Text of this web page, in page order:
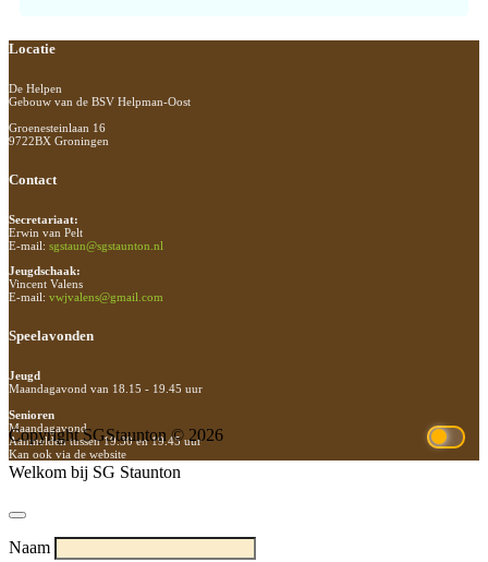
Footer
Locatie
De Helpen
Gebouw van de BSV Helpman-Oost
Groenesteinlaan 16
9722BX Groningen
Contact
Secretariaat:
Erwin van Pelt
E-mail: sgstaun@sgstaunton.nl
Jeugdschaak:
Vincent Valens
E-mail: vwjvalens@gmail.com
Speelavonden
Jeugd
Maandagavond van 18.15 - 19.45 uur
Senioren
Maandagavond
Aanmelden tussen 19.30 en 19.45 uur
Kan ook via de website
Copyright SGStaunton © 2026
Welkom bij SG Staunton
Naam